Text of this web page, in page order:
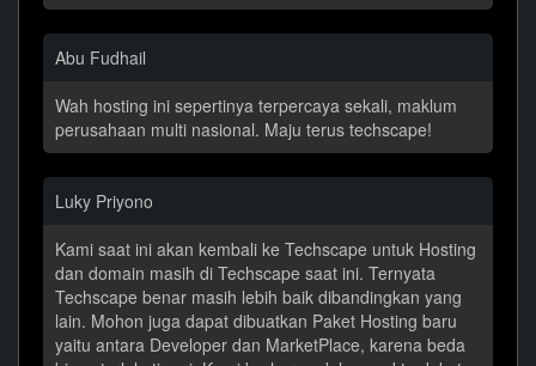
Abu Fudhail
Wah hosting ini sepertinya terpercaya sekali, maklum
perusahaan multi nasional. Maju terus techscape!
Luky Priyono
Kami saat ini akan kembali ke Techscape untuk Hosting
dan domain masih di Techscape saat ini. Ternyata
Techscape benar masih lebih baik dibandingkan yang
lain. Mohon juga dapat dibuatkan Paket Hosting baru
yaitu antara Developer dan MarketPlace, karena beda